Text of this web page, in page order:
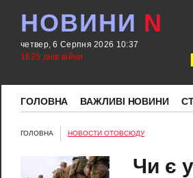
НОВИНИ N
четвер, 6 Серпня 2026 10:37
1625 днів війни
ГОЛОВНА ВАЖЛИВІ НОВИНИ
ГОЛОВНА НОВОСТИ ОТОВСЮДУ
Чи є